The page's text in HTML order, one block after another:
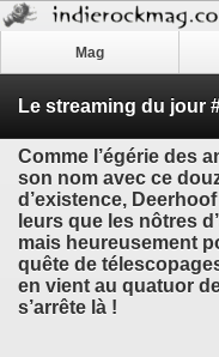
Mag
Le streaming du jour
Comme l’égérie des
son nom avec ce
d’existence, Deerhoof
leurs que les nôtres
mais heureusement
quête de
en vient au quatuor
s’arrête là !